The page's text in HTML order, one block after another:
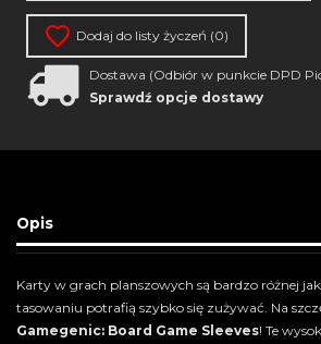
Dodaj do listy życzeń (0)
Dostawa (Odbiór w punkcie DPD
Sprawdź opcje dostawy
Opis
Karty w grach planszowych są bardzo różnej
tasowaniu potrafią szybko się zużywać. Na
Gamegenic: Board Game Sleeves! Te